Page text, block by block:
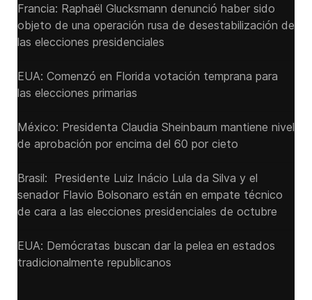
Francia: Raphaël Glucksmann denunció haber sido
objeto de una operación rusa de desestabilización de
las elecciones presidenciales
EUA: Comenzó en Florida votación temprana para
las elecciones primarias
México: Presidenta Claudia Sheinbaum mantiene nivel
de aprobación por encima del 60 por cieto
Brasil: Presidente Luiz Inácio Lula da Silva y el
senador Flavio ‌Bolsonaro están en empate técnico
de cara a las ‌elecciones presidenciales de octubre
EUA: Demócratas buscan dar la pelea en estados
tradicionalmente republicanos